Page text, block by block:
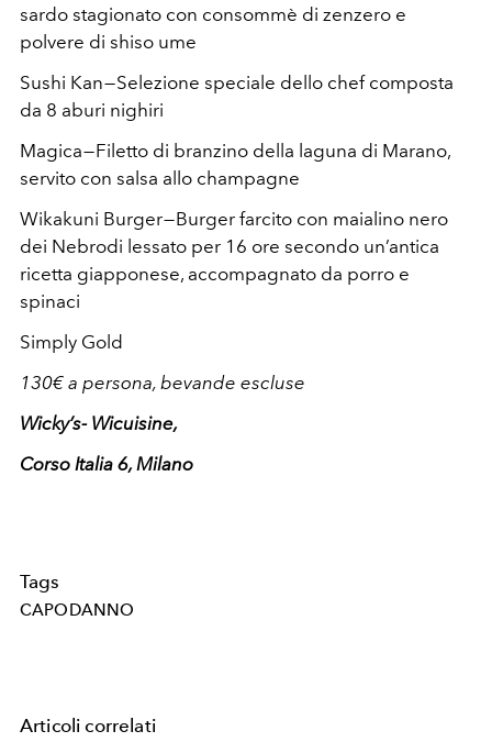
sardo stagionato con consommè di zenzero e
polvere di shiso ume
Sushi Kan — Selezione speciale dello chef composta
da 8 aburi nighiri
Magica — Filetto di branzino della laguna di Marano,
servito con salsa allo champagne
Wikakuni Burger — Burger farcito con maialino nero
dei Nebrodi lessato per 16 ore secondo un’antica
ricetta giapponese, accompagnato da porro e
spinaci
Simply Gold
130€ a persona, bevande escluse
Wicky’s- Wicuisine,
Corso Italia 6, Milano
Tags
CAPODANNO
Articoli correlati